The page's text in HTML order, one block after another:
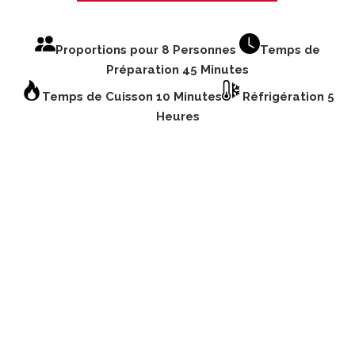
Proportions pour 8 Personnes
Temps de
Préparation 45 Minutes
Temps de Cuisson 10 Minutes
Réfrigération 5
Heures